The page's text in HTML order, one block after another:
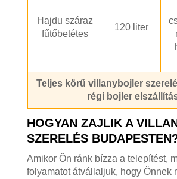
Hajdu száraz
fűtőbetétes
120 liter
Teljes körű villanybojler
régi bojler
HOGYAN ZAJLIK A
SZERELÉS
Amikor Ön ránk bízza a telepítést,
folyamatot átvállaljuk, hogy Önnek